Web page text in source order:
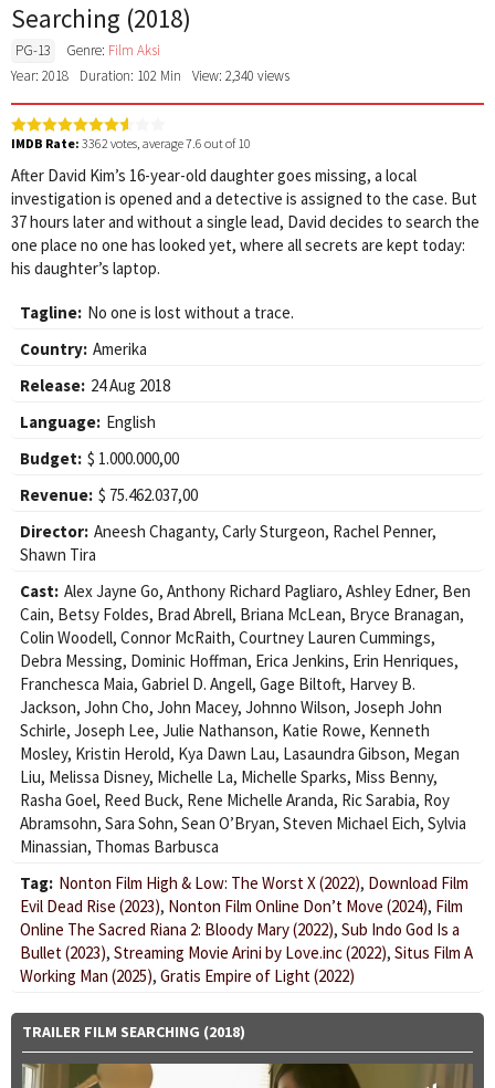
Searching (2018)
PG-13 Genre: Film Aksi
Year: 2018
Duration: 102 Min View: 2,340 views
IMDB Rate: 3362 votes, average7.6 out of 10
After David Kim’s 16-year-old daughter goes missing, a local
investigation is opened and a detective is assigned to the case. But
37 hours later and without a single lead, David decides to search the
one place no one has looked yet, where all secrets are kept today:
his daughter’s laptop.
Tagline: No one is lost without a trace.
Country: Amerika
Release: 24 Aug 2018
Language: English
Budget: $ 1.000.000,00
Revenue: $ 75.462.037,00
Director: Aneesh Chaganty, Carly Sturgeon, Rachel Penner,
Shawn Tira
Cast: Alex Jayne Go, Anthony Richard Pagliaro, Ashley Edner, Ben
Cain, Betsy Foldes, Brad Abrell, Briana McLean, Bryce Branagan,
Colin Woodell, Connor McRaith, Courtney Lauren Cummings,
Debra Messing, Dominic Hoffman, Erica Jenkins, Erin Henriques,
Franchesca Maia, Gabriel D. Angell, Gage Biltoft, Harvey B.
Jackson, John Cho, John Macey, Johnno Wilson, Joseph John
Schirle, Joseph Lee, Julie Nathanson, Katie Rowe, Kenneth
Mosley, Kristin Herold, Kya Dawn Lau, Lasaundra Gibson, Megan
Liu, Melissa Disney, Michelle La, Michelle Sparks, Miss Benny,
Rasha Goel, Reed Buck, Rene Michelle Aranda, Ric Sarabia, Roy
Abramsohn, Sara Sohn, Sean O’Bryan, Steven Michael Eich, Sylvia
Minassian, Thomas Barbusca
Tag: Nonton Film High & Low: The Worst X (2022), Download Film
Evil Dead Rise (2023), Nonton Film Online Don’t Move (2024), Film
Online The Sacred Riana 2: Bloody Mary (2022), Sub Indo God Is a
Bullet (2023), Streaming Movie Arini by Love.inc (2022), Situs Film A
Working Man (2025), Gratis Empire of Light (2022)
TRAILER FILM SEARCHING (2018)